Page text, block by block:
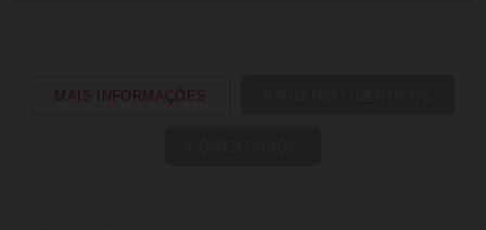
MAIS INFORMAÇÕES